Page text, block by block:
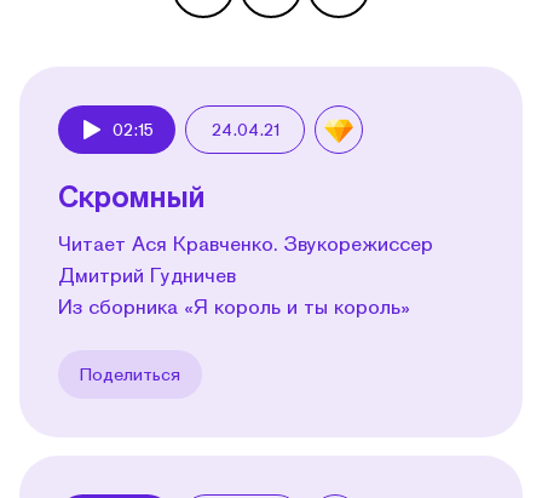
02:15 24.04.21
Скромный
Читает Ася Кравченко. Звукорежиссер
Дмитрий Гудничев
Из сборника «Я король и ты король»
Поделиться